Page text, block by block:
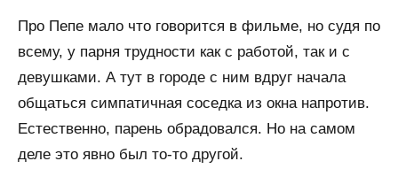
Про Пепе мало что говорится в фильме, но судя по
всему, у парня трудности как с работой, так и с
девушками. А тут в городе с ним вдруг начала
общаться симпатичная соседка из окна напротив.
Естественно, парень обрадовался. Но на самом
деле это явно был то-то другой.